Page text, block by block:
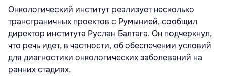
Онкологический институт реализует несколько
трансграничных проектов с Румынией, сообщил
директор института Руслан Балтага. Он подчеркнул,
что речь идет, в частности, об обеспечении условий
для диагностики онкологических заболеваний на
ранних стадиях.